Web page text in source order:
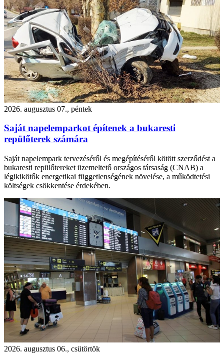
2026. augusztus 07., péntek
Saját napelemparkot építenek a bukaresti
repülőterek számára
Saját napelempark tervezéséről és megépítéséről kötött szerződést a
bukaresti repülőtereket üzemeltető országos társaság (CNAB) a
légikikötők energetikai függetlenségének növelése, a működtetési
költségek csökkentése érdekében.
2026. augusztus 06., csütörtök